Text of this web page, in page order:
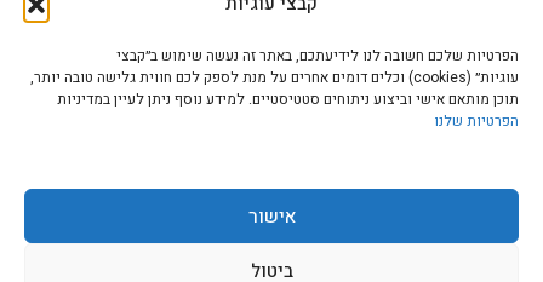
הפרטיות שלכם חשובה לנו לידיעתכם, באתר זה נעשה שימוש ב״קבצי
עוגיות״ (cookies) וכלים דומים אחרים על מנת לספק לכם חווית גלישה טובה יותר,
תוכן מותאם אישי וביצוע ניתוחים סטטיסטיים. למידע נוסף ניתן לעיין במדיניות
הפרטיות שלנו
אישור
ביטול